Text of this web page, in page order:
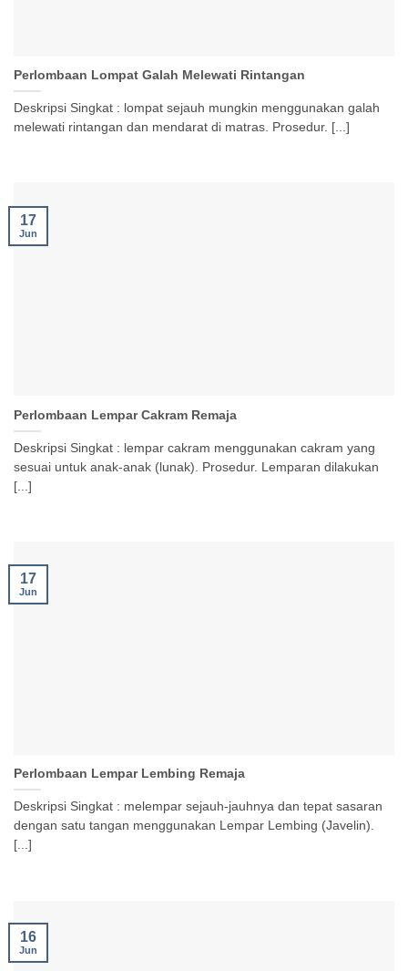
Perlombaan Lompat Galah Melewati Rintangan
Deskripsi Singkat : lompat sejauh mungkin menggunakan galah
melewati rintangan dan mendarat di matras. Prosedur. [...]
Perlombaan Lempar Cakram Remaja
Deskripsi Singkat : lempar cakram menggunakan cakram yang
sesuai untuk anak-anak (lunak). Prosedur. Lemparan dilakukan
[...]
17
Jun
Perlombaan Lempar Lembing Remaja
Deskripsi Singkat : melempar sejauh-jauhnya dan tepat sasaran
dengan satu tangan menggunakan Lempar Lembing (Javelin).
[...]
17
Jun
16
Jun